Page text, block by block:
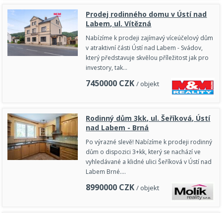
Prodej rodinného domu v Ústí nad
Labem, ul. Vítězná
Nabízíme k prodeji zajímavý víceúčelový dům
v atraktivní části Ústí nad Labem - Svádov,
který představuje skvělou příležitost jak pro
investory, tak…
7450000 CZK / objekt
Rodinný dům 3kk, ul. Šeříková, Ústí
nad Labem - Brná
Po výrazné slevě! Nabízíme k prodeji rodinný
dům o dispozici 3+kk, který se nachází ve
vyhledávané a klidné ulici Šeříková v Ústí nad
Labem Brné.…
8990000 CZK / objekt